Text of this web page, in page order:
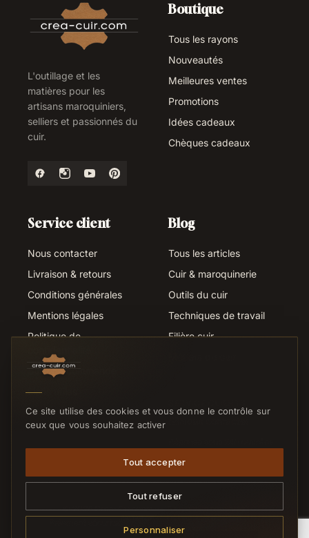
L'outillage et les
matières pour les
artisans maroquiniers,
selliers et passionnés du
cuir.
Boutique
Tous les rayons
Nouveautés
Meilleures ventes
Promotions
Idées cadeaux
Chèques cadeaux
Service client
Nous contacter
Livraison & retours
Conditions générales
Mentions légales
Politique de
Suivi de commande
Liens utiles
Blog
Tous les articles
Cuir & maroquinerie
Outils du cuir
Techniques de travail
Filière cuir
© 2026 Crea-Cuir.com — Tous droits réservés.
Ce site utilise des cookies et vous donne le contrôle sur
ceux que vous souhaitez activer
Tout accepter
Tout refuser
Personnaliser